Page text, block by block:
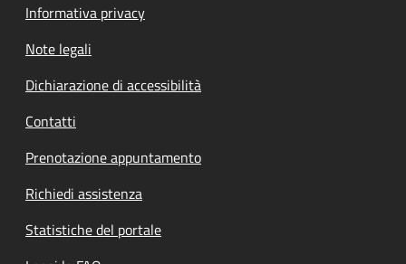
Informativa privacy
Note legali
Dichiarazione di accessibilità
Contatti
Prenotazione appuntamento
Richiedi assistenza
Statistiche del portale